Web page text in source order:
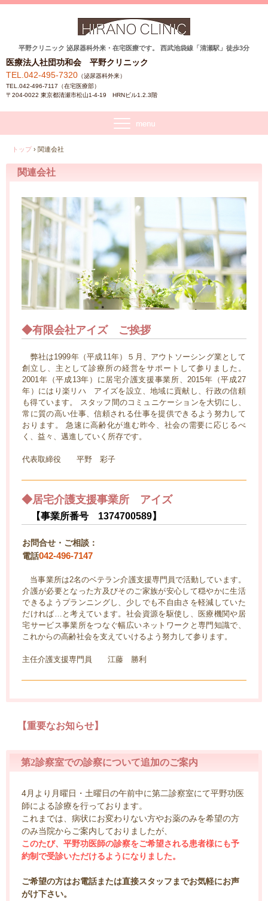
平野クリニック 泌尿器科外来・在宅医療です。 西武池袋線「清瀬駅」徒歩3分
医療法人社団功和会 平野クリニック
TEL.042-495-7320 （泌尿器科外来）
TEL.042-496-7117（在宅医療部）
〒204-0022 東京都清瀬市松山1-4-19 HRNビル1.2.3階
トップ › 関連会社
関連会社
◆有限会社アイズ ご挨拶
弊社は1999年（平成11年）５月、アウトソーシング業として
創立し、主として診療所の経営をサポートして参りました。
2001年（平成13年）に居宅介護支援事業所、2015年（平成27
年）にはり楽リハ アイズを設立、地域に貢献し、行政の信頼
も得ています。 スタッフ間のコミュニケーションを大切にし、
常に質の高い仕事、信頼される仕事を提供できるよう努力して
おります。 急速に高齢化が進む昨今、社会の需要に応じるべ
く、益々、邁進していく所存です。
代表取締役 平野 彩子
◆居宅介護支援事業所 アイズ
【事業所番号 1374700589】
お問合せ・ご相談：
電話042-496-7147
当事業所は2名のベテラン介護支援専門員で活動しています。
介護が必要となった方及びそのご家族が安心して穏やかに生活
できるようプランニングし、少しでも不自由さを軽減していた
だければ…と考えています。社会資源を駆使し、医療機関や居
宅サービス事業所をつなぐ幅広いネットワークと専門知識で、
これからの高齢社会を支えていけるよう努力して参ります。
主任介護支援専門員 江藤 勝利
【重要なお知らせ】
第2診察室での診察について追加のご案内
4月より月曜日・土曜日の午前中に第二診察室にて平野功医
師による診療を行っております。
これまでは、病状にお変わりない方やお薬のみを希望の方
のみ当院からご案内しておりましたが、
このたび、平野功医師の診察をご希望される患者様にも予
約制で受診いただけるようになりました。
ご希望の方はお電話または直接スタッフまでお気軽にお声
がけ下さい。